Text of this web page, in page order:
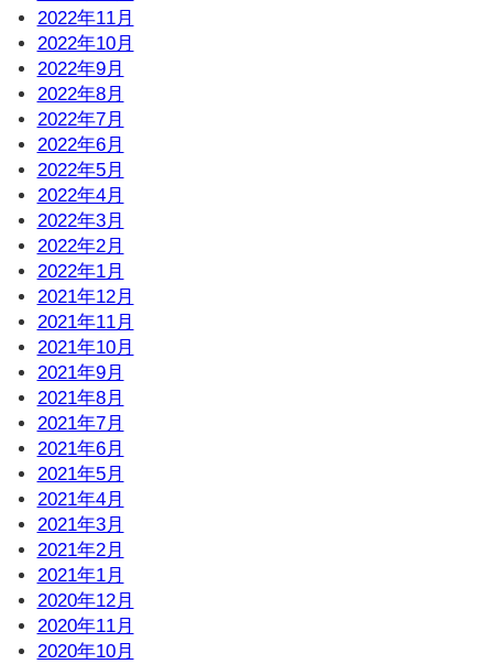
2022年11月
2022年10月
2022年9月
2022年8月
2022年7月
2022年6月
2022年5月
2022年4月
2022年3月
2022年2月
2022年1月
2021年12月
2021年11月
2021年10月
2021年9月
2021年8月
2021年7月
2021年6月
2021年5月
2021年4月
2021年3月
2021年2月
2021年1月
2020年12月
2020年11月
2020年10月